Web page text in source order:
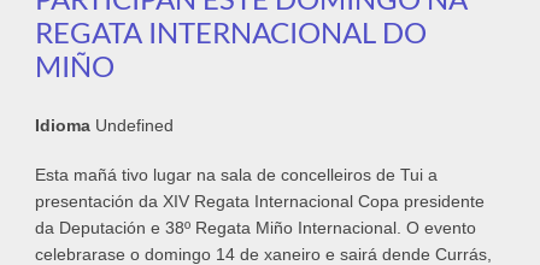
REGATA INTERNACIONAL DO
MIÑO
Idioma Undefined
Esta mañá tivo lugar na sala de concelleiros de Tui a
presentación da XIV Regata Internacional Copa presidente
da Deputación e 38º Regata Miño Internacional. O evento
celebrarase o domingo 14 de xaneiro e sairá dende Currás,